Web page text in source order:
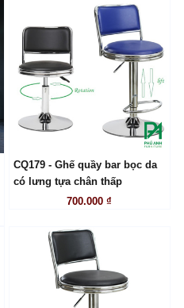
LIÊN HỆ
CQ179 - Ghế quầy bar bọc da
có lưng tựa chân thấp
700.000 ₫